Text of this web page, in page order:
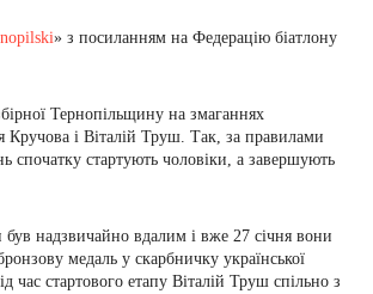
» з посиланням на Федерацію біатлону
Тернопільщину на змаганнях
Кручова і Віталій Труш. Так, за правилами
спочатку стартують чоловіки, а завершують
надзвичайно вдалим і вже 27 січня вони
медаль у скарбничку української
час стартового етапу Віталій Труш спільно з